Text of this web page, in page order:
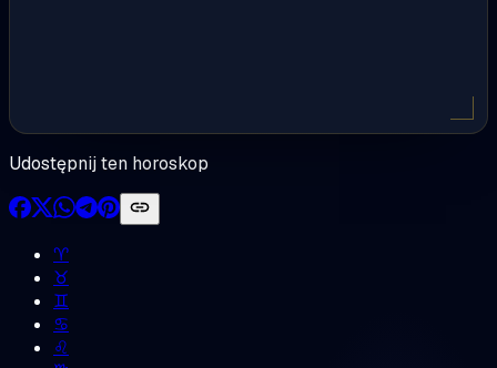
Udostępnij ten horoskop
♈︎
♉︎
♊︎
♋︎
♌︎